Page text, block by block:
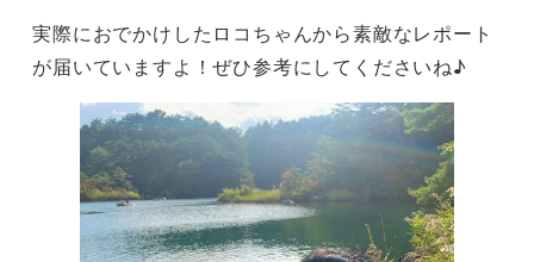
実際におでかけしたロコちゃんから素敵なレポート
が届いていますよ！ぜひ参考にしてくださいね♪